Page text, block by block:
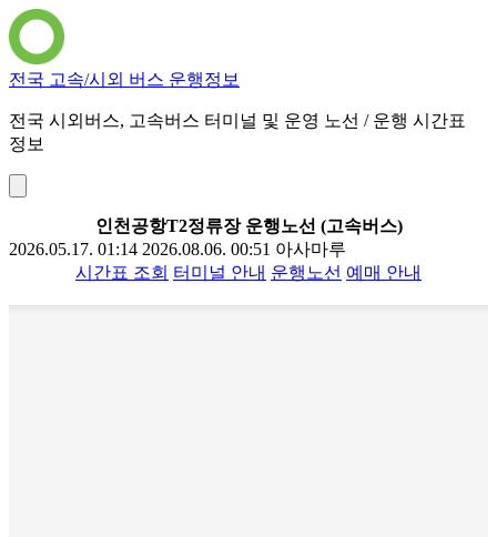
전국 고속/시외 버스 운행정보
전국 시외버스, 고속버스 터미널 및 운영 노선 / 운행 시간표
정보
인천공항T2정류장 운행노선 (고속버스)
2026.05.17. 01:14 2026.08.06. 00:51 아사마루
시간표 조회 터미널 안내 운행노선 예매 안내